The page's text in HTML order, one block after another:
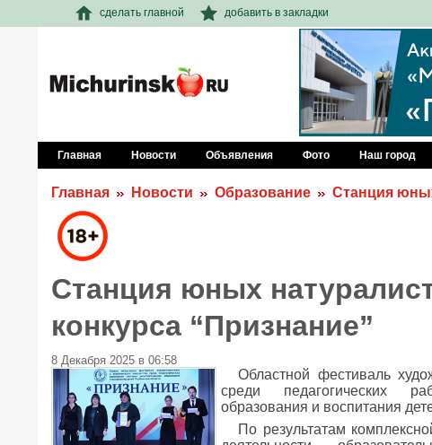
сделать главной добавить в закладки
Главная Новости Объявления Фото Наш город
Главная Новости Образование Станция
Станция юных
конкурса “Признание”
8 Декабря 2025 в 06:58
Областной фестиваль
среди педагогических
образования и воспитания
По результатам